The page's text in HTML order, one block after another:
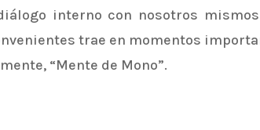
interno con nosotros
trae en momentos
“Mente de Mono”.